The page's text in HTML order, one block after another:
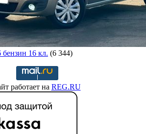
бензин 16 кл. (6 344)
работает на REG.RU